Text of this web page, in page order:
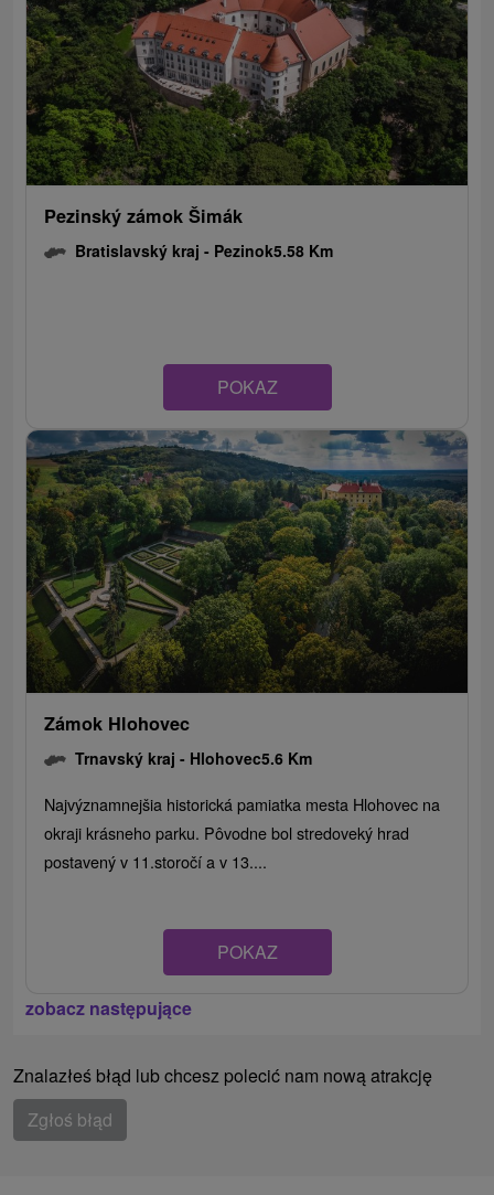
Pezinský zámok Šimák
Bratislavský kraj - Pezinok5.58 Km
POKAZ
Zámok Hlohovec
Trnavský kraj - Hlohovec5.6 Km
Najvýznamnejšia historická pamiatka mesta Hlohovec na
okraji krásneho parku. Pôvodne bol stredoveký hrad
postavený v 11.storočí a v 13....
POKAZ
zobacz następujące
Znalazłeś błąd lub chcesz polecić nam nową atrakcję
Zgłoś błąd